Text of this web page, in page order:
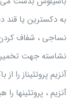
به دکسترین یا قند
نساجی ، شفاف
نشاسته جهت تخمیر
آنزیم پروتئیناز را
آنزیم ، پروتئینها